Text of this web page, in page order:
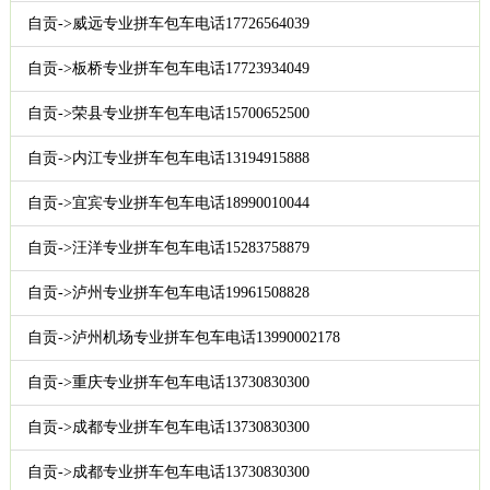
自贡->威远专业拼车包车电话17726564039
自贡->板桥专业拼车包车电话17723934049
自贡->荣县专业拼车包车电话15700652500
自贡->内江专业拼车包车电话13194915888
自贡->宜宾专业拼车包车电话18990010044
自贡->汪洋专业拼车包车电话15283758879
自贡->泸州专业拼车包车电话19961508828
自贡->泸州机场专业拼车包车电话13990002178
自贡->重庆专业拼车包车电话13730830300
自贡->成都专业拼车包车电话13730830300
自贡->成都专业拼车包车电话13730830300